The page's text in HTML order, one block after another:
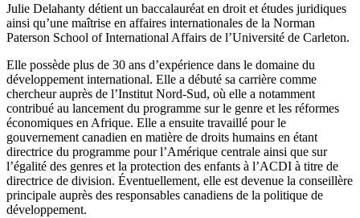
Julie Delahanty détient un baccalauréat en droit et études juridiques
ainsi qu’une maîtrise en affaires internationales de la Norman
Paterson School of International Affairs de l’Université de Carleton.
Elle possède plus de 30 ans d’expérience dans le domaine du
développement international. Elle a débuté sa carrière comme
chercheur auprès de l’Institut Nord-Sud, où elle a notamment
contribué au lancement du programme sur le genre et les réformes
économiques en Afrique. Elle a ensuite travaillé pour le
gouvernement canadien en matière de droits humains en étant
directrice du programme pour l’Amérique centrale ainsi que sur
l’égalité des genres et la protection des enfants à l’ACDI à titre de
directrice de division. Éventuellement, elle est devenue la conseillère
principale auprès des responsables canadiens de la politique de
développement.